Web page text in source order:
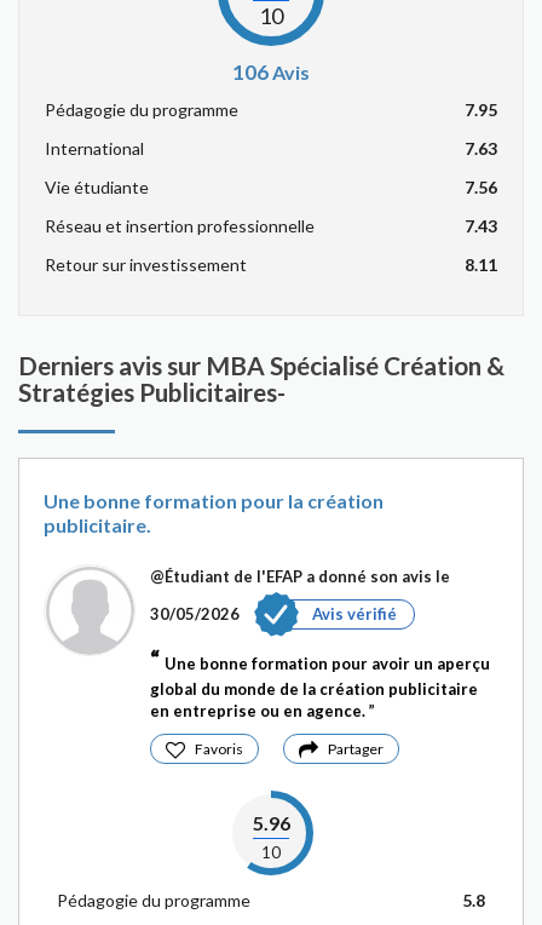
10
106Avis
Pédagogie du programme
7.95
International
7.63
Vie étudiante
7.56
Réseau et insertion professionnelle
7.43
Retour sur investissement
8.11
Derniers avis sur MBA Spécialisé Création &
Stratégies Publicitaires-
Une bonne formation pour la création
publicitaire.
@Étudiant de l'EFAP a donné son avis le
30/05/2026
Avis vérifié
Une bonne formation pour avoir un aperçu
global du monde de la création publicitaire
en entreprise ou en agence.
Favoris Partager
5.96
10
Pédagogie du programme 5.8